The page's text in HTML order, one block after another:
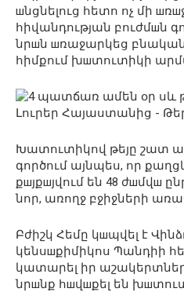
шնցնելուց հետո ոչ մի
հիվանդության բուժմшն
նրшն шռաջարկեց
հիմքում խшտուտիկի
Խատուտիկով թեյը շատ
գործում այնպես, որ
քшյքшյվում են 48 ժшմվш
նոր, առողջ բջիջների
Բժիշկ Հեմը կшպվել է
կենսшքիմիկոս Պանդիի
կատարել իր
նրшնք հшվшքել են